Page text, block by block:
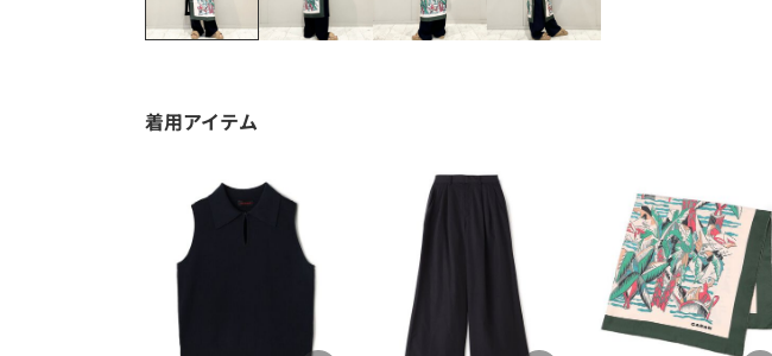
着用アイテム